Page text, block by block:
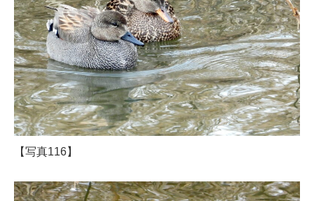
【写真116】